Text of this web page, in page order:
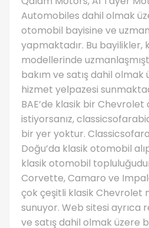
Automobiles dahil olmak
otomobil bayisine ve
yapmaktadır. Bu bayilikler,
modellerinde
bakım ve satış dahil olmak
hizmet yelpazesi
BAE’de klasik bir
istiyorsanız,
bir yer yoktur.
Doğu’da klasik otomobil
klasik otomobil
Corvette, Camaro ve
çok çeşitli klasik Chevrolet
sunuyor. Web sitesi ayrıca
ve satış dahil olmak üzere